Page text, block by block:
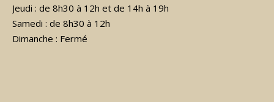
Jeudi : de 8h30 à 12h et de 14h à 19h
Samedi : de 8h30 à 12h
Dimanche : Fermé